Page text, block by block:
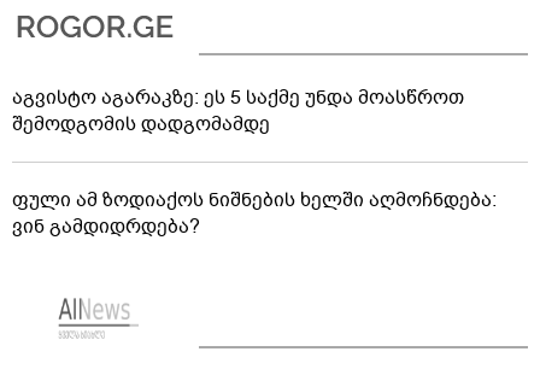
აგვისტო აგარაკზე: ეს 5 საქმე უნდა მოასწროთ
შემოდგომის დადგომამდე
ფული ამ ზოდიაქოს ნიშნების ხელში აღმოჩნდება:
ვინ გამდიდრდება?